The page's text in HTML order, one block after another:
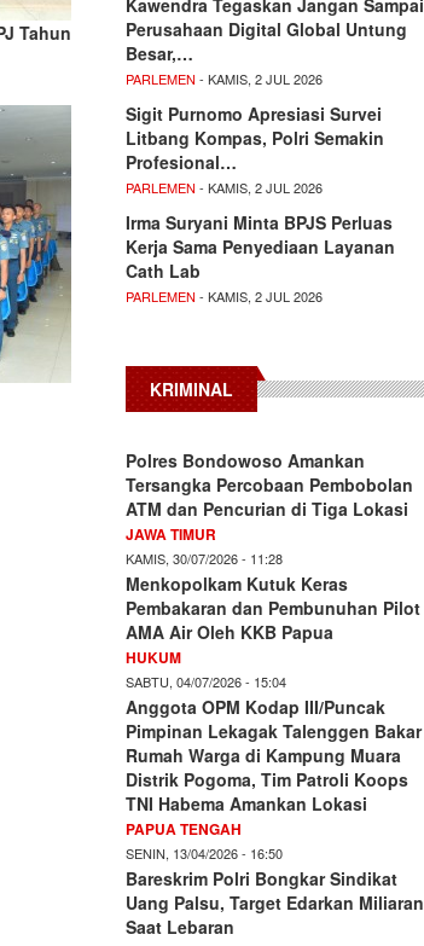
Tahun
Perusahaan Digital Global Untung
Besar,…
PARLEMEN - KAMIS, 2 JUL 2026
Sigit Purnomo Apresiasi Survei
Litbang Kompas, Polri Semakin
Profesional…
PARLEMEN - KAMIS, 2 JUL 2026
Irma Suryani Minta BPJS Perluas
Kerja Sama Penyediaan Layanan
Cath Lab
PARLEMEN - KAMIS, 2 JUL 2026
KRIMINAL
Polres Bondowoso Amankan
Tersangka Percobaan Pembobolan
ATM dan Pencurian di Tiga Lokasi
JAWA TIMUR
KAMIS, 30/07/2026 - 11:28
Menkopolkam Kutuk Keras
Pembakaran dan Pembunuhan Pilot
AMA Air Oleh KKB Papua
HUKUM
SABTU, 04/07/2026 - 15:04
Anggota OPM Kodap III/Puncak
Pimpinan Lekagak Talenggen Bakar
Rumah Warga di Kampung Muara
Distrik Pogoma, Tim Patroli Koops
TNI Habema Amankan Lokasi
PAPUA TENGAH
SENIN, 13/04/2026 - 16:50
Bareskrim Polri Bongkar Sindikat
Uang Palsu, Target Edarkan Miliaran
Saat Lebaran